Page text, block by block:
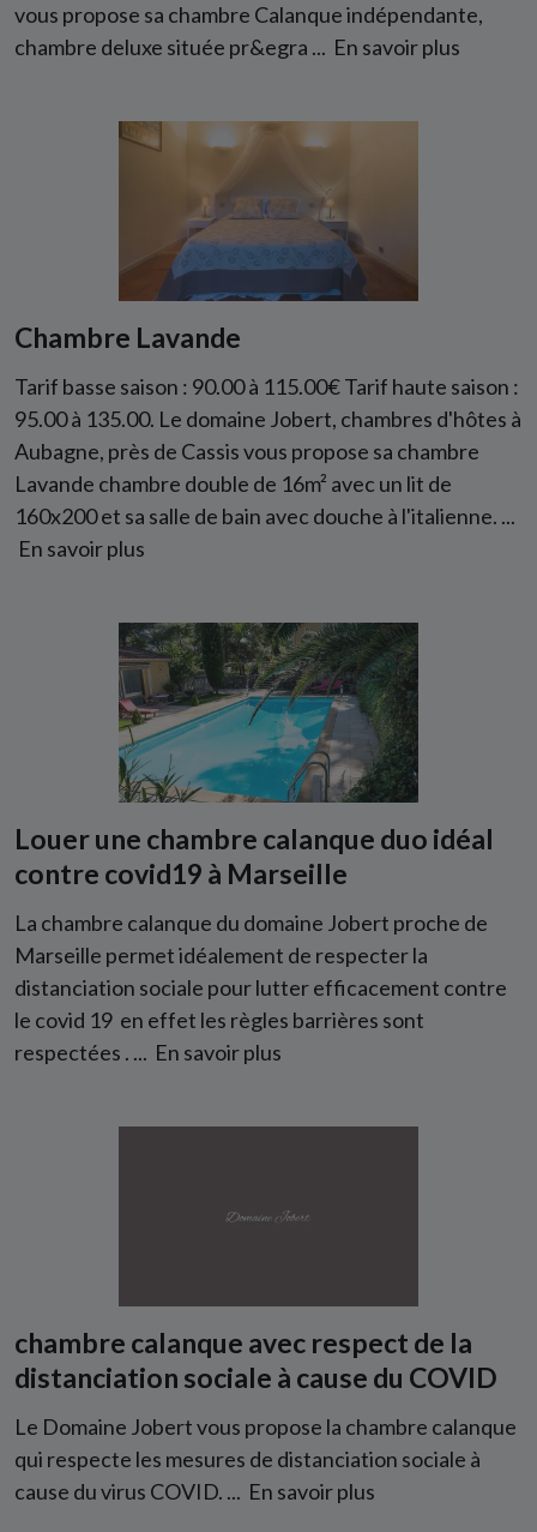
vous propose sa chambre Calanque indépendante,
chambre deluxe située pr&egra ... En savoir plus
Chambre Lavande
Tarif basse saison : 90.00 à 115.00€ Tarif haute saison :
95.00 à 135.00. Le domaine Jobert, chambres d'hôtes à
Aubagne, près de Cassis vous propose sa chambre
Lavande chambre double de 16m² avec un lit de
160x200 et sa salle de bain avec douche à l'italienne. ...
En savoir plus
Louer une chambre calanque duo idéal
contre covid19 à Marseille
La chambre calanque du domaine Jobert proche de
Marseille permet idéalement de respecter la
distanciation sociale pour lutter efficacement contre
le covid 19 en effet les règles barrières sont
respectées . ... En savoir plus
chambre calanque avec respect de la
distanciation sociale à cause du COVID
Le Domaine Jobert vous propose la chambre calanque
qui respecte les mesures de distanciation sociale à
cause du virus COVID. ... En savoir plus